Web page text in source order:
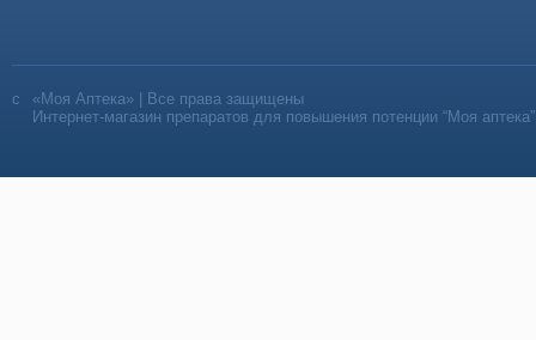
«Моя Аптека» | Все права защищены
Интернет-магазин препаратов для повышения потенции “Моя